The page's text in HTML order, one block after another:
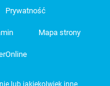
Prywatność
Mapa strony
lub jakiekolwiek inne